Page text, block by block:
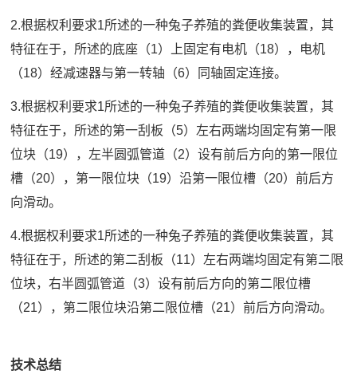
2.根据权利要求1所述的一种兔子养殖的粪便收集装置，其
特征在于，所述的底座（1）上固定有电机（18），电机
（18）经减速器与第一转轴（6）同轴固定连接。
3.根据权利要求1所述的一种兔子养殖的粪便收集装置，其
特征在于，所述的第一刮板（5）左右两端均固定有第一限
位块（19），左半圆弧管道（2）设有前后方向的第一限位
槽（20），第一限位块（19）沿第一限位槽（20）前后方
向滑动。
4.根据权利要求1所述的一种兔子养殖的粪便收集装置，其
特征在于，所述的第二刮板（11）左右两端均固定有第二限
位块，右半圆弧管道（3）设有前后方向的第二限位槽
（21），第二限位块沿第二限位槽（21）前后方向滑动。
技术总结